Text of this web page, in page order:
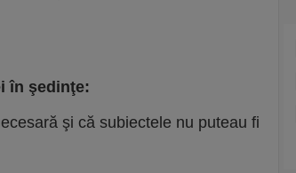
în şedinţe:
şi că subiectele nu puteau fi